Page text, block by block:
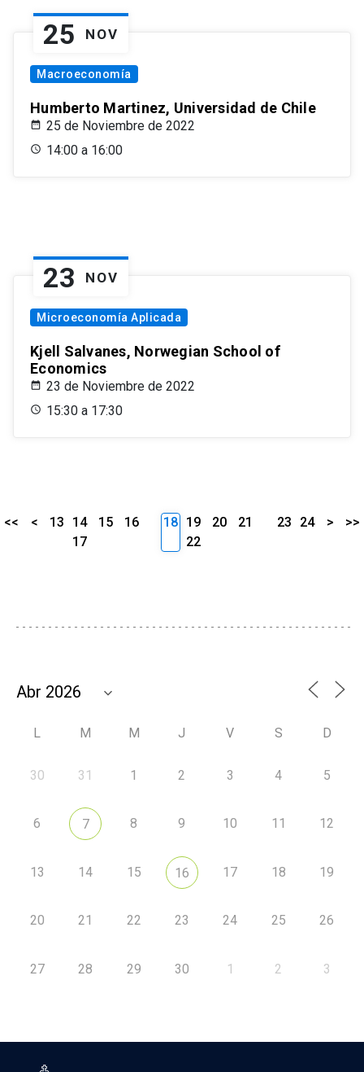
25 NOV
Macroeconomía
Humberto Martinez, Universidad de Chile
25 de Noviembre de 2022
14:00 a 16:00
23 NOV
Microeconomía Aplicada
Kjell Salvanes, Norwegian School of
Economics
23 de Noviembre de 2022
15:30 a 17:30
<< < 13 14 15
16
17
18 19 20
21
22
23 24 > >>
L M M J V S D
30 31 1 2 3 4 5
6 7 8 9 10 11 12
13 14 15 16 17 18 19
20 21 22 23 24 25 26
27 28 29 30 1 2 3